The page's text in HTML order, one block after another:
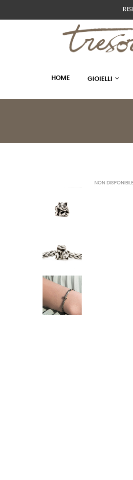
HOME GIOIELLI
NON DISPONIBILE